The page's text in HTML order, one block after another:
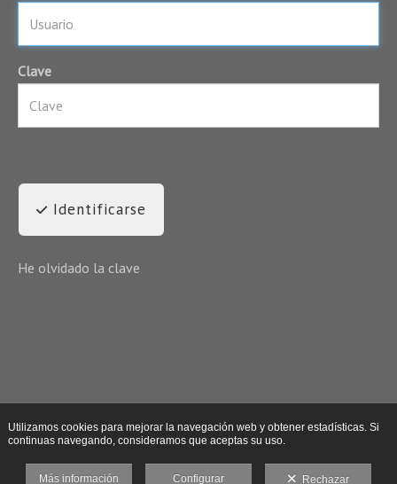
Clave
Identificarse
He olvidado la clave
Utilizamos cookies para mejorar la navegación web y obtener estadísticas. Si
continuas navegando, consideramos que aceptas su uso.
Más información Configurar Rechazar